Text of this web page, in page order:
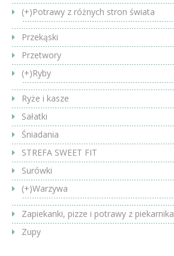
(+)Potrawy z różnych stron świata
Przekąski
Przetwory
(+)Ryby
Ryże i kasze
Sałatki
Śniadania
STREFA SWEET FIT
Surówki
(+)Warzywa
Zapiekanki, pizze i potrawy z piekarnika
Zupy